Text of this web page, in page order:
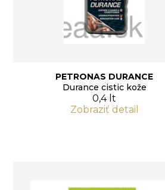
PETRONAS DURANCE
Durance cistic kože
0,4 lt
Zobraziť detail